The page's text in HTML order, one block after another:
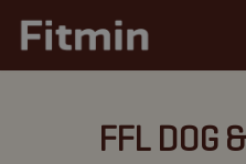
FFL DOG